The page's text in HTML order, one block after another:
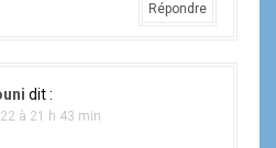
Répondre
dit :
à 21 h 43 min